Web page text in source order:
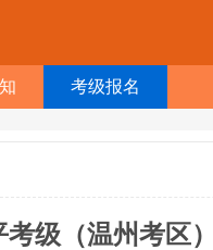
考级报名
级（温州考区